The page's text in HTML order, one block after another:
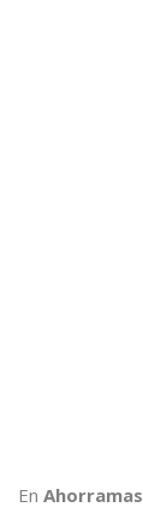
En Ahorramas